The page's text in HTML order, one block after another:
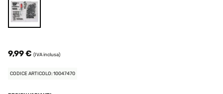
9,99 € (IVA inclusa)
CODICE ARTICOLO: 10047470